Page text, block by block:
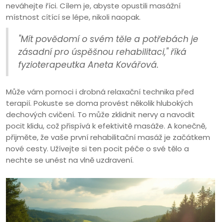
neváhejte říci. Cílem je, abyste opustili masážní
místnost cítící se lépe, nikoli naopak.
"Mít povědomí o svém těle a potřebách je
zásadní pro úspěšnou rehabilitaci," říká
fyzioterapeutka Aneta Kovářová.
Může vám pomoci i drobná relaxační technika před
terapií. Pokuste se doma provést několik hlubokých
dechových cvičení. To může zklidnit nervy a navodit
pocit klidu, což přispívá k efektivitě masáže. A konečně,
přijměte, že vaše první rehabilitační masáž je začátkem
nové cesty. Užívejte si ten pocit péče o své tělo a
nechte se unést na vlně uzdravení.